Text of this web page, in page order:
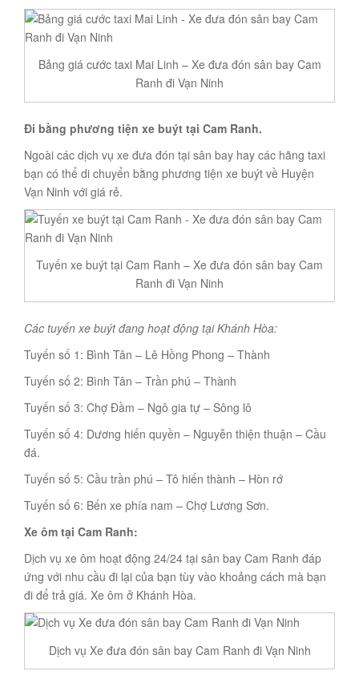
Bảng giá cước taxi Mai Linh – Xe đưa đón sân bay Cam
Ranh đi Vạn Ninh
Đi bằng phương tiện xe buýt tại Cam Ranh.
Ngoài các dịch vụ xe đưa đón tại sân bay hay các hãng taxi
bạn có thể di chuyển bằng phương tiện xe buýt về Huyện
Vạn Ninh với giá rẻ.
Tuyến xe buýt tại Cam Ranh – Xe đưa đón sân bay Cam
Ranh đi Vạn Ninh
Các tuyến xe buýt đang hoạt động tại Khánh Hòa:
Tuyến số 1: Bình Tân – Lê Hồng Phong – Thành
Tuyến số 2: Bình Tân – Trần phú – Thành
Tuyến số 3: Chợ Đầm – Ngô gia tự – Sông lô
Tuyến số 4: Dương hiến quyền – Nguyễn thiện thuận – Cầu
đá.
Tuyến số 5: Cầu trần phú – Tô hiến thành – Hòn rớ
Tuyến số 6: Bến xe phía nam – Chợ Lương Sơn.
Xe ôm tại Cam Ranh:
Dịch vụ xe ôm hoạt động 24/24 tại sân bay Cam Ranh đáp
ứng với nhu cầu đi lại của bạn tùy vào khoảng cách mà bạn
đi để trả giá. Xe ôm ở Khánh Hòa.
Dịch vụ Xe đưa đón sân bay Cam Ranh đi Vạn Ninh